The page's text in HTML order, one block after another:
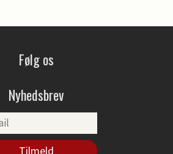
Følg os
Nyhedsbrev